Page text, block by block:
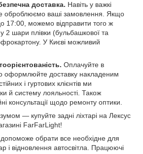
доставка. Навіть у важкі
оброблюємо ваші замовлення. Якщо
17:00, можемо відправити того ж
2 шари плівки (бульбашкової та
У Києві можливий
Оплачуйте в
оформлюйте доставку накладеним
і гуртових клієнтів ми
й систему лояльності. Також
консультації щодо ремонту оптики.
— купуйте задні ліхтарі на Лексус
FarFarLight!
обрати все необхідне для
і відновлення автосвітла. Працюючі